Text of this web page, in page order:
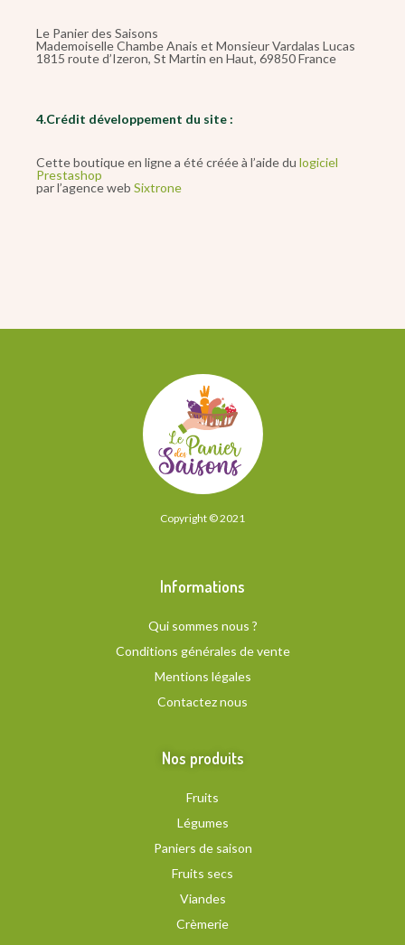
Le Panier des Saisons
Mademoiselle Chambe Anais et Monsieur Vardalas Lucas
1815 route d’Izeron, St Martin en Haut, 69850 France
4.Crédit développement du site :
Cette boutique en ligne a été créée à l’aide du logiciel
Prestashop
par l’agence web Sixtrone
Copyright © 2021
Informations
Qui sommes nous ?
Conditions générales de vente
Mentions légales
Contactez nous
Nos produits
Fruits
Légumes
Paniers de saison
Fruits secs
Viandes
Crèmerie